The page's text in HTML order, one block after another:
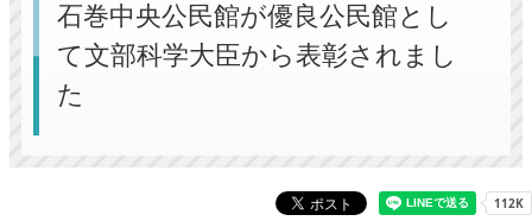
石巻中央公民館が優良公民館とし
て文部科学大臣から表彰されまし
た